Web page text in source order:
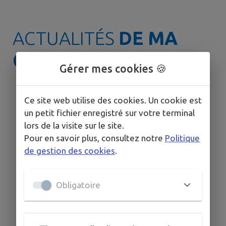
ACTUALITÉS DE MA
COMMUNEGérer mes cookies 🍪
Ce site web utilise des cookies. Un cookie est
un petit fichier enregistré sur votre terminal
lors de la visite sur le site.
Pour en savoir plus, consultez notre Politique
de gestion des cookies
Obligatoire